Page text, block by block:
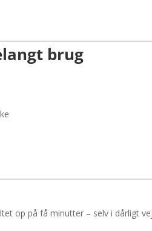
brug
op på få minutter – selv i dårligt